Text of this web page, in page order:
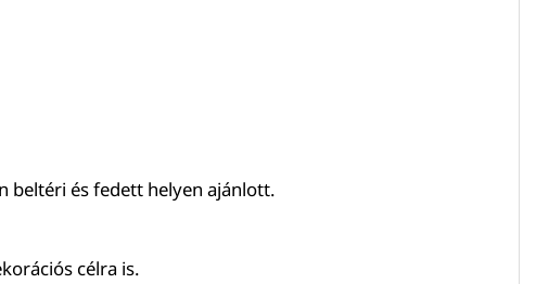
beltéri és fedett helyen ajánlott.
célra is.